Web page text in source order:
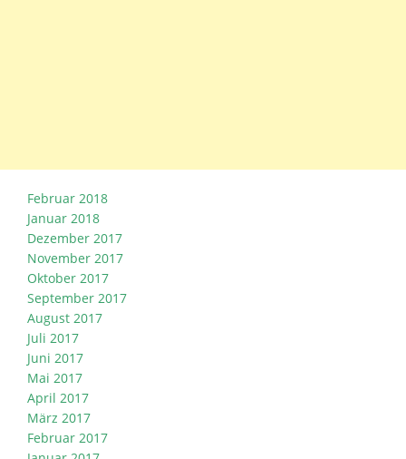
Februar 2018
Januar 2018
Dezember 2017
November 2017
Oktober 2017
September 2017
August 2017
Juli 2017
Juni 2017
Mai 2017
April 2017
März 2017
Februar 2017